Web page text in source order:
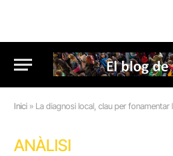
Inici » La diagnosi local, clau per fonamentar la
ANÀLISI